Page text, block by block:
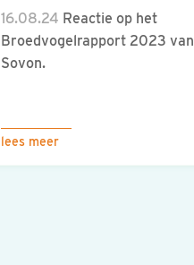
16.08.24 Reactie op het
Broedvogelrapport 2023 van
Sovon.
lees meer